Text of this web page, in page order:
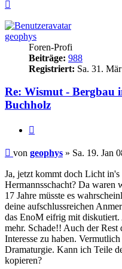
geophys
Foren-Profi
Beiträge: 988
Registriert: Sa. 31.
Re: Wismut - Bergbau
Buchholz
Beitrag
von geophys » Sa. 19. Jan
Ja, jetzt kommt doch Licht
Hermannsschacht? Da
17 Jahre müsste es
deine aufschlussreichen
das EnoM eifrig mit
mehr. Schade!! Auch der
Interesse zu haben.
Dramaturgie. Kann ich Teile
kopieren?